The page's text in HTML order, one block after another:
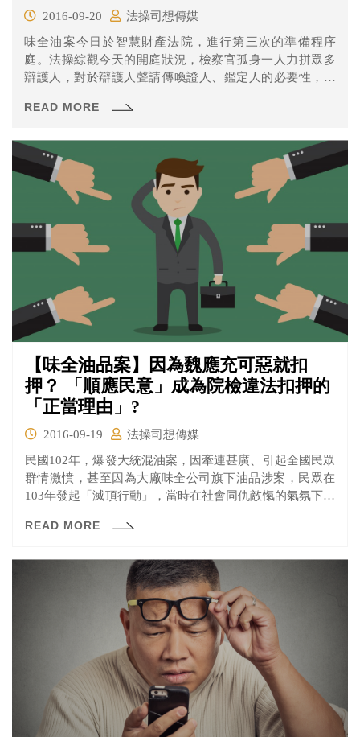
2016-09-20
法操司想傳媒
味全油案今日於智慧財產法院，進行第三次的準備程序
庭。法操綜觀今天的開庭狀況，檢察官孤身一人力拼眾多
辯護人，對於辯護人聲請傳喚證人、鑑定人的必要性，都
清楚整件案情的來龍去脈，某些反對意見似乎稍嫌說理不
看，本次庭期發生了什麼，以及為何法操會有此建議。
READ MORE
【味全油品案】因為魏應充可惡就扣
押？ 「順應民意」成為院檢違法扣押的
「正當理由」?
2016-09-19
法操司想傳媒
民國102年，爆發大統混油案，因牽連甚廣、引起全國民眾
群情激憤，甚至因為大廠味全公司旗下油品涉案，民眾在
103年發起「滅頂行動」，當時在社會同仇敵愾的氣氛下，
董事長的魏應充名下財產，包含不動產、股票、存款等
READ MORE